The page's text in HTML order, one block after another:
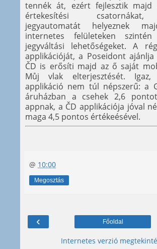
tennék át, ezért fejlesztik majd
értekesítési
jegyautomatát helyeznek
internetes felületeken
jegyváltási lehetőségeket. A
applikációját, a Poseidont
ČD is erősíti majd az ő saját
Můj vlak elterjesztését.
applikáció nem túl népszerű: a
áruházban a csehek 2,6
appnak, a ČD applikációja jóval
maga 4,5 pontos értékeésével.
@ 10:00
Megosztás
‹ Főoldal
Internetes verzió